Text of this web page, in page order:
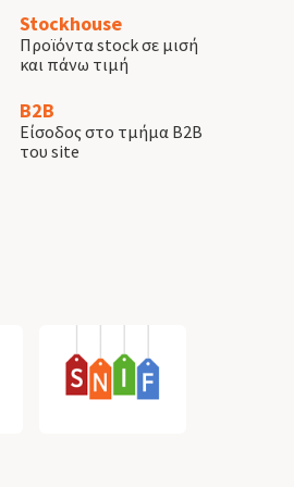
Stockhouse
Προϊόντα stock σε μισή
και πάνω τιμή
B2B
Είσοδος στο τμήμα B2B
του site